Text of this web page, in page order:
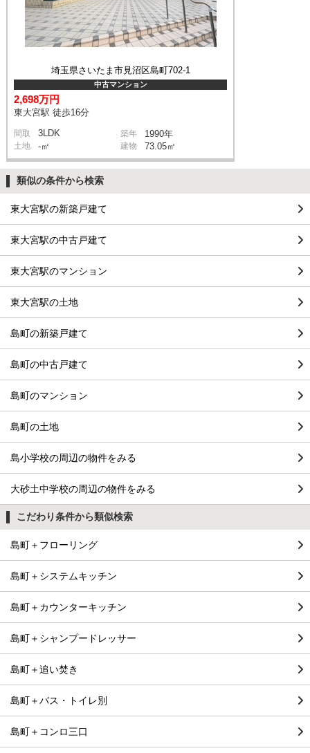
埼玉県さいたま市見沼区島町702-1
中古マンション
2,698万円
東大宮駅 徒歩16分
間取 3LDK 築年 1990年
土地 -㎡ 建物 73.05㎡
類似の条件から検索
東大宮駅の新築戸建て
東大宮駅の中古戸建て
東大宮駅のマンション
東大宮駅の土地
島町の新築戸建て
島町の中古戸建て
島町のマンション
島町の土地
島小学校の周辺の物件をみる
大砂土中学校の周辺の物件をみる
こだわり条件から類似検索
島町＋フローリング
島町＋システムキッチン
島町＋カウンターキッチン
島町＋シャンプードレッサー
島町＋追い焚き
島町＋バス・トイレ別
島町＋コンロ三口